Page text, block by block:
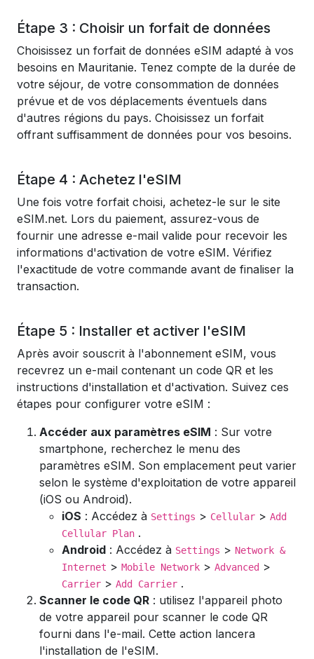
Étape 3 : Choisir un forfait de données
Choisissez un forfait de données eSIM adapté à vos
besoins en Mauritanie. Tenez compte de la durée de
votre séjour, de votre consommation de données
prévue et de vos déplacements éventuels dans
d'autres régions du pays. Choisissez un forfait
offrant suffisamment de données pour vos besoins.
Étape 4 : Achetez l'eSIM
Une fois votre forfait choisi, achetez-le sur le site
eSIM.net. Lors du paiement, assurez-vous de
fournir une adresse e-mail valide pour recevoir les
informations d'activation de votre eSIM. Vérifiez
l'exactitude de votre commande avant de finaliser la
transaction.
Étape 5 : Installer et activer l'eSIM
Après avoir souscrit à l'abonnement eSIM, vous
recevrez un e-mail contenant un code QR et les
instructions d'installation et d'activation. Suivez ces
étapes pour configurer votre eSIM :
Accéder aux paramètres eSIM : Sur votre
smartphone, recherchez le menu des
paramètres eSIM. Son emplacement peut varier
selon le système d'exploitation de votre appareil
(iOS ou Android).
iOS : Accédez à Settings > Cellular > Add
Cellular Plan .
Android : Accédez à Settings > Network &
Internet > Mobile Network > Advanced >
Carrier > Add Carrier .
Scanner le code QR : utilisez l'appareil photo
de votre appareil pour scanner le code QR
fourni dans l'e-mail. Cette action lancera
l'installation de l'eSIM.